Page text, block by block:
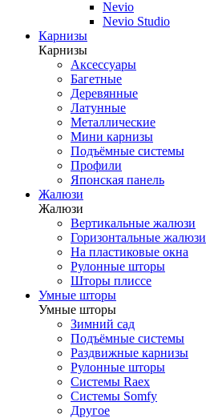
Nevio
Nevio Studio
Карнизы
Карнизы
Аксессуары
Багетные
Деревянные
Латунные
Металлические
Мини карнизы
Подъёмные системы
Профили
Японская панель
Жалюзи
Жалюзи
Вертикальные жалюзи
Горизонтальные жалюзи
На пластиковые окна
Рулонные шторы
Шторы плиссе
Умные шторы
Умные шторы
Зимний сад
Подъёмные системы
Раздвижные карнизы
Рулонные шторы
Системы Raex
Системы Somfy
Другое